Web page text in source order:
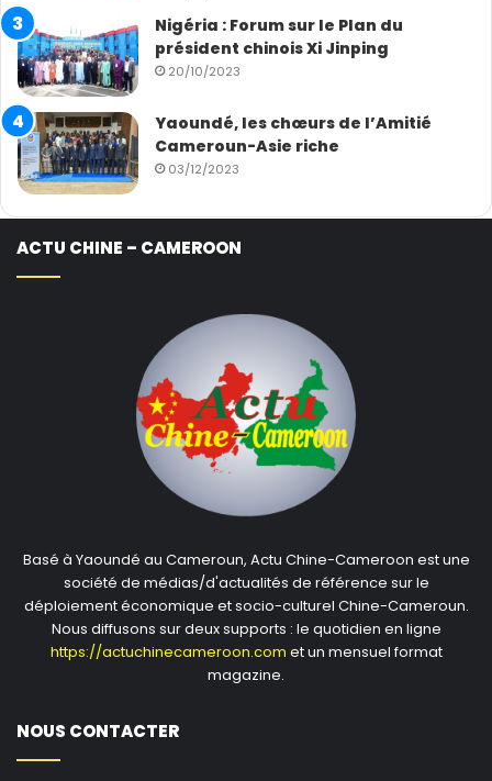
Nigéria : Forum sur le Plan du
président chinois Xi Jinping
20/10/2023
Yaoundé, les chœurs de l’Amitié
Cameroun-Asie riche
03/12/2023
ACTU CHINE – CAMEROON
Basé à Yaoundé au Cameroun, Actu Chine-Cameroon est une
société de médias/d'actualités de référence sur le
déploiement économique et socio-culturel Chine-Cameroun.
Nous diffusons sur deux supports : le quotidien en ligne
https://actuchinecameroon.com et un mensuel format
magazine.
NOUS CONTACTER